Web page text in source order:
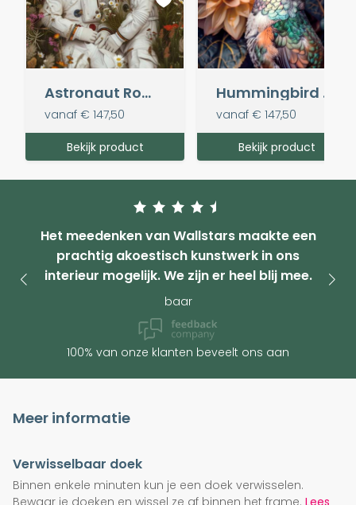
Astronaut Romance
vanaf € 147,50
Bekijk product
Hummingbird Jungle
vanaf € 147,50
Bekijk product
Het meedenken van Wallstars maakte een
prachtig akoestisch kunstwerk in ons
interieur mogelijk. We zijn er heel blij mee.
baar
100% van onze klanten beveelt ons aan
Meer informatie
Verwisselbaar doek
Binnen enkele minuten kun je een doek verwisselen.